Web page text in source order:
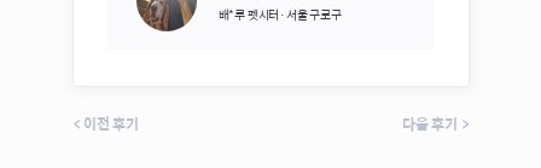
배*루펫시터·서울 구로구
< 이전 후기 다음 후기 >